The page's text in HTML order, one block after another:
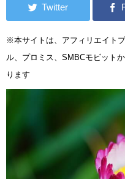
※本サイトは、アフィリエイト
ル、プロミス、SMBCモビット
ります